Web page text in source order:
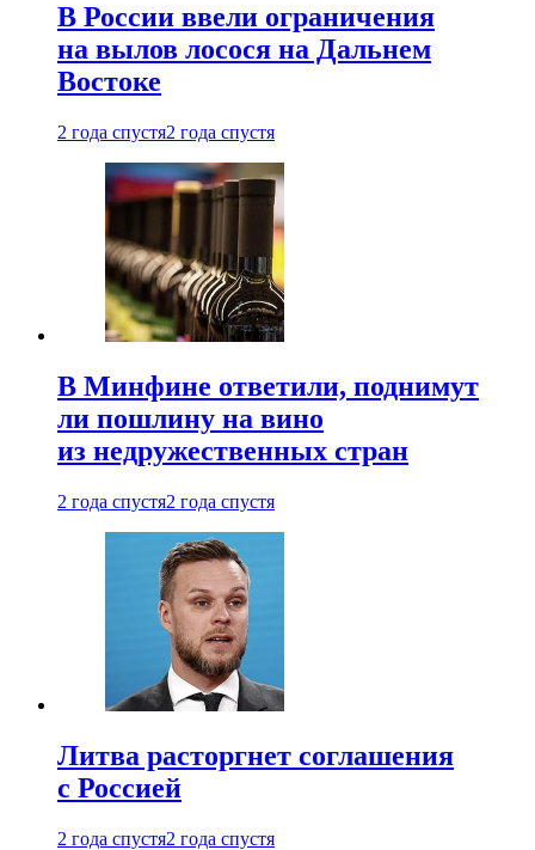
В России ввели ограничения
на вылов лосося на Дальнем
Востоке
2 года спустя2 года спустя
В Минфине ответили, поднимут
ли пошлину на вино
из недружественных стран
2 года спустя2 года спустя
Литва расторгнет соглашения
с Россией
2 года спустя2 года спустя